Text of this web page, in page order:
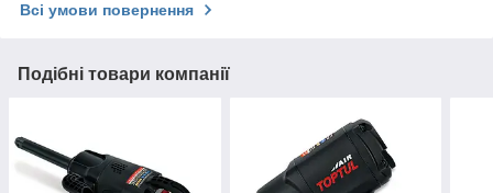
Всі умови повернення
Подібні товари компанії